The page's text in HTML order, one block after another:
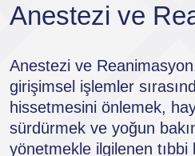
Anestezi ve
Anestezi ve
girişimsel işlemler
hissetmesini önlemek,
sürdürmek ve yoğun
yönetmekle ilgilenen tıbbi